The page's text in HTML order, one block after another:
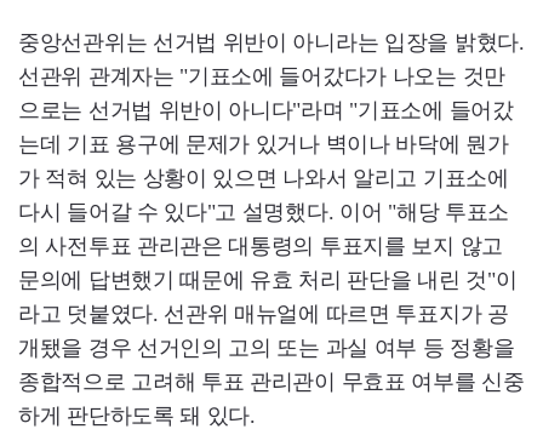
중앙선관위는 선거법 위반이 아니라는 입장을 밝혔다.
선관위 관계자는 "기표소에 들어갔다가 나오는 것만
으로는 선거법 위반이 아니다"라며 "기표소에 들어갔
는데 기표 용구에 문제가 있거나 벽이나 바닥에 뭔가
가 적혀 있는 상황이 있으면 나와서 알리고 기표소에
다시 들어갈 수 있다"고 설명했다. 이어 "해당 투표소
의 사전투표 관리관은 대통령의 투표지를 보지 않고
문의에 답변했기 때문에 유효 처리 판단을 내린 것"이
라고 덧붙였다. 선관위 매뉴얼에 따르면 투표지가 공
개됐을 경우 선거인의 고의 또는 과실 여부 등 정황을
종합적으로 고려해 투표 관리관이 무효표 여부를 신중
하게 판단하도록 돼 있다.